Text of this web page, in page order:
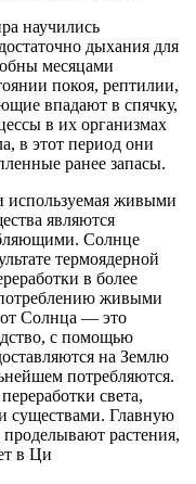
научились
дыхания для
месяцами
покоя, рептилии,
впадают в спячку,
в их организмах
в этот период они
ранее запасы.
используемая живыми
являются
Солнце
термоядерной
в более
живыми
от Солнца — это
с помощью
на Землю
потребляются.
света,
существами. Главную
проделывают растения,
в Ци